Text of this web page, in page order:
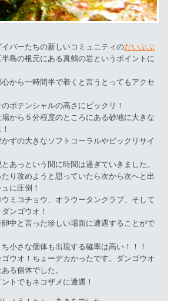
バーたちの新しいコミュニティのだいぶぷ
島の根元にある真鶴の岩というポイントに
から一時間半で着くと言うとってもアクセ
ポテンシャルの高さにビックリ！
から５分程度のところにある砂地に大きな
ずの大きなソフトコーラルやビックリサイ
あっという間に時間は過ぎていきました。
り攻めようと思っていたら次から次へと出
に圧倒！
ミコチョウ、オラウータンクラブ、そして
ンゴウオ！
中と言った珍しい場面に遭遇することがで
小さな個体も出現する確率は高い！！！
ウオ！ちょーデカかったです。ダンゴウオ
る個体でした。
トでもネコザメに遭遇！